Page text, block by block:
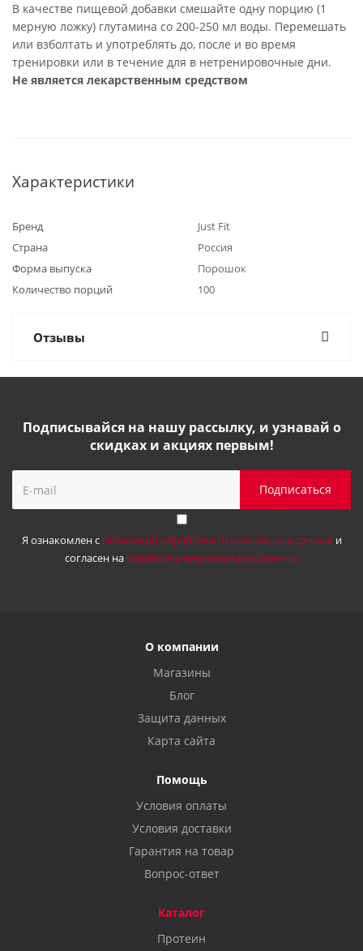
В качестве пищевой добавки смешайте одну порцию (1
мерную ложку) глутамина со 200-250 мл воды. Перемешать
или взболтать и употреблять до, после и во время
тренировки или в течение для в нетренировочные дни.
Не является лекарственным средством
Характеристики
Бренд
Just Fit
Страна
Россия
Форма выпуска
Порошок
Количество порций
100
Отзывы
Подписывайся на нашу рассылку, и узнавай о
скидках и акциях первым!
Я ознакомлен с Политикой обработки персональных данныхи
согласен наобработку персональных данных
О компании
Магазины
Блог
Защита данных
Карта сайта
Помощь
Условия оплаты
Условия доставки
Гарантия на товар
Вопрос-ответ
Каталог
Протеин